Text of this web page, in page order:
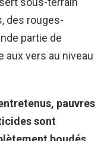
des rouges-
partie de
aux vers au niveau
pauvres
sont